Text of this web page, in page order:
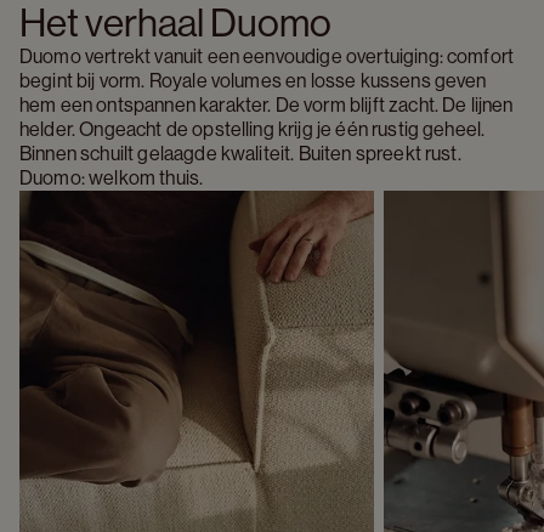
Het verhaal Duomo
Duomo vertrekt vanuit een eenvoudige overtuiging: comfort
begint bij vorm. Royale volumes en losse kussens geven
hem een ontspannen karakter. De vorm blijft zacht. De lijnen
helder. Ongeacht de opstelling krijg je één rustig geheel.
Binnen schuilt gelaagde kwaliteit. Buiten spreekt rust.
Duomo: welkom thuis.